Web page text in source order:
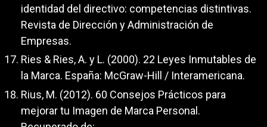
identidad del directivo: competencias distintivas.
Revista de Dirección y Administración de
Empresas.
Ries & Ries, A. y L. (2000). 22 Leyes Inmutables de
la Marca. España: McGraw-Hill / Interamericana.
Rius, M. (2012). 60 Consejos Prácticos para
mejorar tu Imagen de Marca Personal.